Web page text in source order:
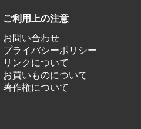
ご利用上の注意
お問い合わせ
プライバシーポリシー
リンクについて
お買いものについて
著作権について